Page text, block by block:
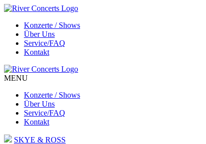
Konzerte / Shows
Über Uns
Service/FAQ
Kontakt
MENU
Konzerte / Shows
Über Uns
Service/FAQ
Kontakt
SKYE & ROSS